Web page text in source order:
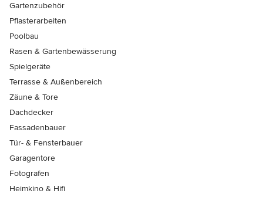
Gartenzubehör
Pflasterarbeiten
Poolbau
Rasen & Gartenbewässerung
Spielgeräte
Terrasse & Außenbereich
Zäune & Tore
Dachdecker
Fassadenbauer
Tür- & Fensterbauer
Garagentore
Fotografen
Heimkino & Hifi